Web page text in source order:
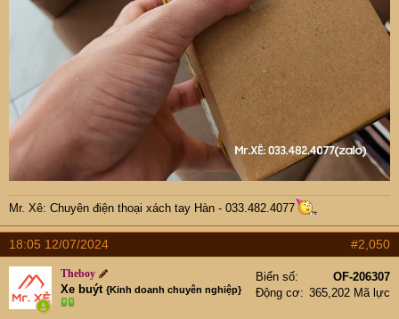
Mr. Xê: Chuyên điện thoại xách tay Hàn - 033.482.4077
18:05 12/07/2024 #2,050
Theboy
Xe buýt {Kinh doanh chuyên nghiệp}
Biển số
OF-206307
Động cơ
365,202 Mã lực